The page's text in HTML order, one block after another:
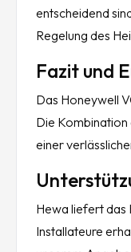
entscheidend
Regelung des
Fazit und
Das Honeywell
Die Kombination
einer
Hewa liefert das
Installateure